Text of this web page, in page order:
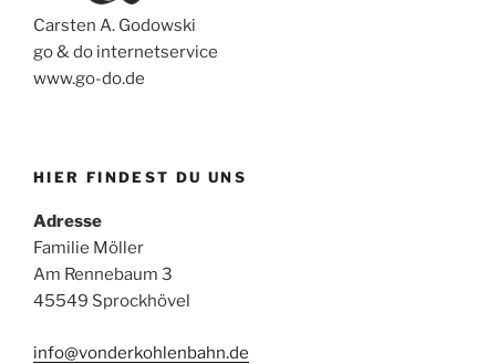
Carsten A. Godowski
go & do internetservice
www.go-do.de
HIER FINDEST DU UNS
Adresse
Familie Möller
Am Rennebaum 3
45549 Sprockhövel
info@vonderkohlenbahn.de